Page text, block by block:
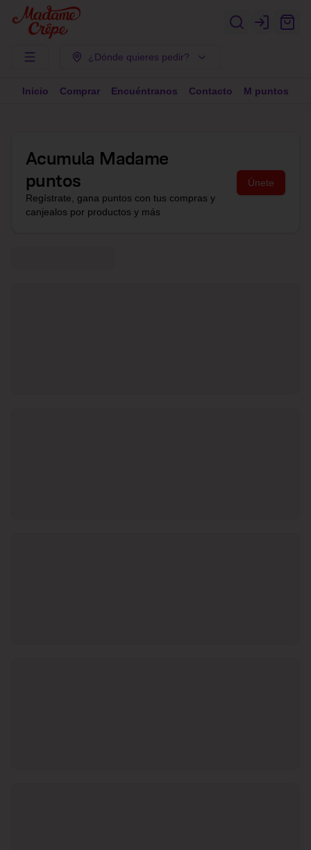
Login
¿Dónde quieres pedir?
Inicio Comprar Encuéntranos Contacto M puntos
Acumula Madame
puntos
Regístrate, gana puntos con tus compras y
canjealos por productos y más
Únete